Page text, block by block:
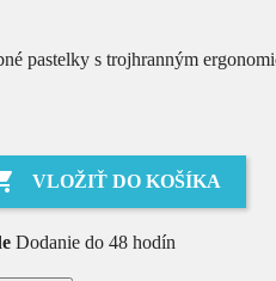
pastelky s trojhranným
VLOŽIŤ DO KOŠÍKA
Dodanie do 48 hodín